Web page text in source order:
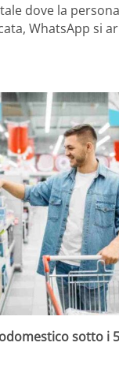
dove la
WhatsApp si
sotto i